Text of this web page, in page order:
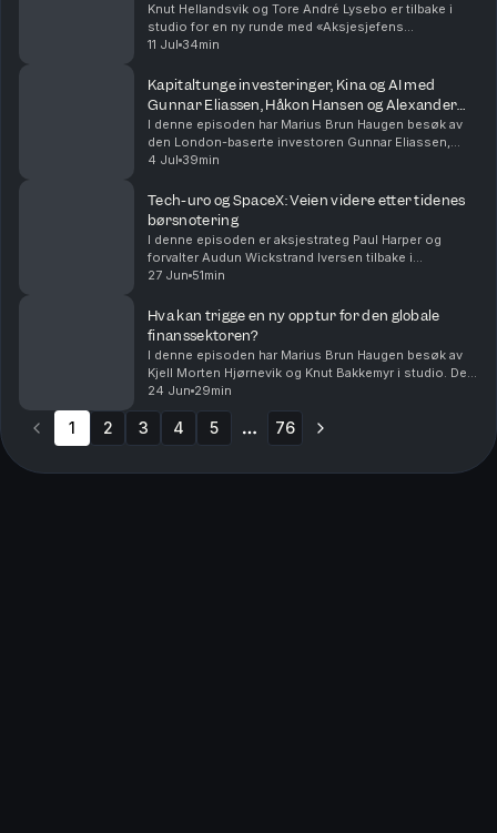
Knut Hellandsvik og Tore André Lysebo er tilbake i
studio for en ny runde med «Aksjesjefens
observasjoner». I tillegg til å lede aksje- og
forvalterne ...
11 Jul 34min
Kapitaltunge investeringer, Kina og AI med
Gunnar Eliassen, Håkon Hansen og Alexander
Opstad
I denne episoden har Marius Brun Haugen besøk av
den London-baserte investoren Gunnar Eliassen,
sammen med Håkon Hansen som leder DNB Wealth
Carnegie.Gunnar er a...
4 Jul 39min
Tech-uro og SpaceX: Veien videre etter tidenes
børsnotering
I denne episoden er aksjestrateg Paul Harper og
forvalter Audun Wickstrand Iversen tilbake i
studio.Audun forklarer hvordan han har tradet SpaceX
27 Jun 51min
Hva kan trigge en ny opptur for den globale
finanssektoren?
I denne episoden har Marius Brun Haugen besøk av
Kjell Morten Hjørnevik og Knut Bakkemyr i studio. De
forvalter aksjefondet DNB Finans, som investerer i
den globale finanssektoren.Sektoren har lagt ba...
24 Jun 29min
1 2 3 4 5 76